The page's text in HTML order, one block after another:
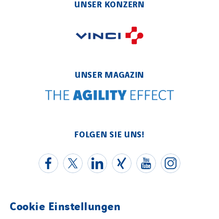
UNSER KONZERN
UNSER MAGAZIN
FOLGEN SIE UNS!
Kontakt
LÄNDERSEITEN
Czech Republic
Danemark
Indonesia
Cookie Einstellungen